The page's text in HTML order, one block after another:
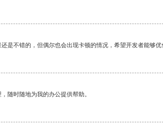
是不错的，但偶尔也会出现卡顿的情况，希望开发者能够优
随时随地为我的办公提供帮助。